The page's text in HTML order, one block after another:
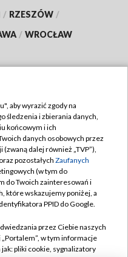
/ RZESZÓW /
/ WROCŁAW
TVP
aby wyrazić zgody na
śledzenia i zbierania danych,
końcowym i ich
danych osobowych przez
(zwaną dalej również „TVP”),
oraz pozostałych Zaufanych
(w tym do
do Twoich zainteresowań i
które wskazujemy poniżej, a
PPID do Google.
przez Ciebie naszych
w tym informacje
pliki cookie, sygnalizatory